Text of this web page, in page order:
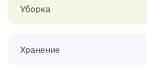
Уборка
Хранение